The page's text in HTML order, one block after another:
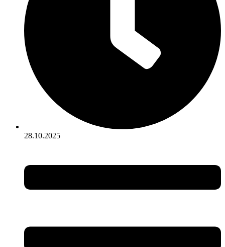
28.10.2025